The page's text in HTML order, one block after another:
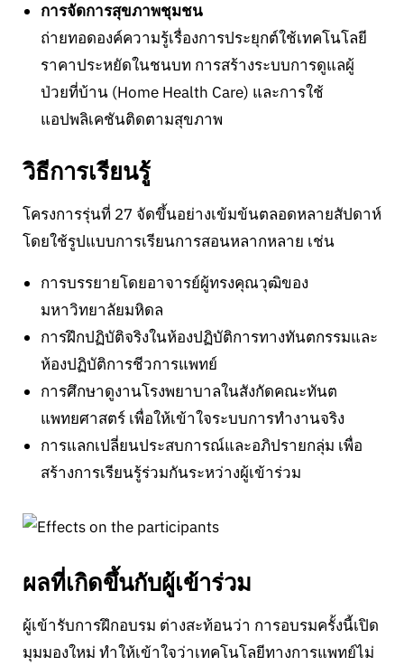
การจัดการสุขภาพชุมชน
ถ่ายทอดองค์ความรู้เรื่องการประยุกต์ใช้เทคโนโลยี
ราคาประหยัดในชนบท การสร้างระบบการดูแลผู้
ป่วยที่บ้าน (Home Health Care) และการใช้
แอปพลิเคชันติดตามสุขภาพ
วิธีการเรียนรู้
โครงการรุ่นที่ 27 จัดขึ้นอย่างเข้มข้นตลอดหลายสัปดาห์
โดยใช้รูปแบบการเรียนการสอนหลากหลาย เช่น
การบรรยายโดยอาจารย์ผู้ทรงคุณวุฒิของ
มหาวิทยาลัยมหิดล
การฝึกปฏิบัติจริงในห้องปฏิบัติการทางทันตกรรมและ
ห้องปฏิบัติการชีวการแพทย์
การศึกษาดูงานโรงพยาบาลในสังกัดคณะทันต
แพทยศาสตร์ เพื่อให้เข้าใจระบบการทำงานจริง
การแลกเปลี่ยนประสบการณ์และอภิปรายกลุ่ม เพื่อ
สร้างการเรียนรู้ร่วมกันระหว่างผู้เข้าร่วม
ผลที่เกิดขึ้นกับผู้เข้าร่วม
ผู้เข้ารับการฝึกอบรม ต่างสะท้อนว่า การอบรมครั้งนี้เปิด
มุมมองใหม่ ทำให้เข้าใจว่าเทคโนโลยีทางการแพทย์ไม่